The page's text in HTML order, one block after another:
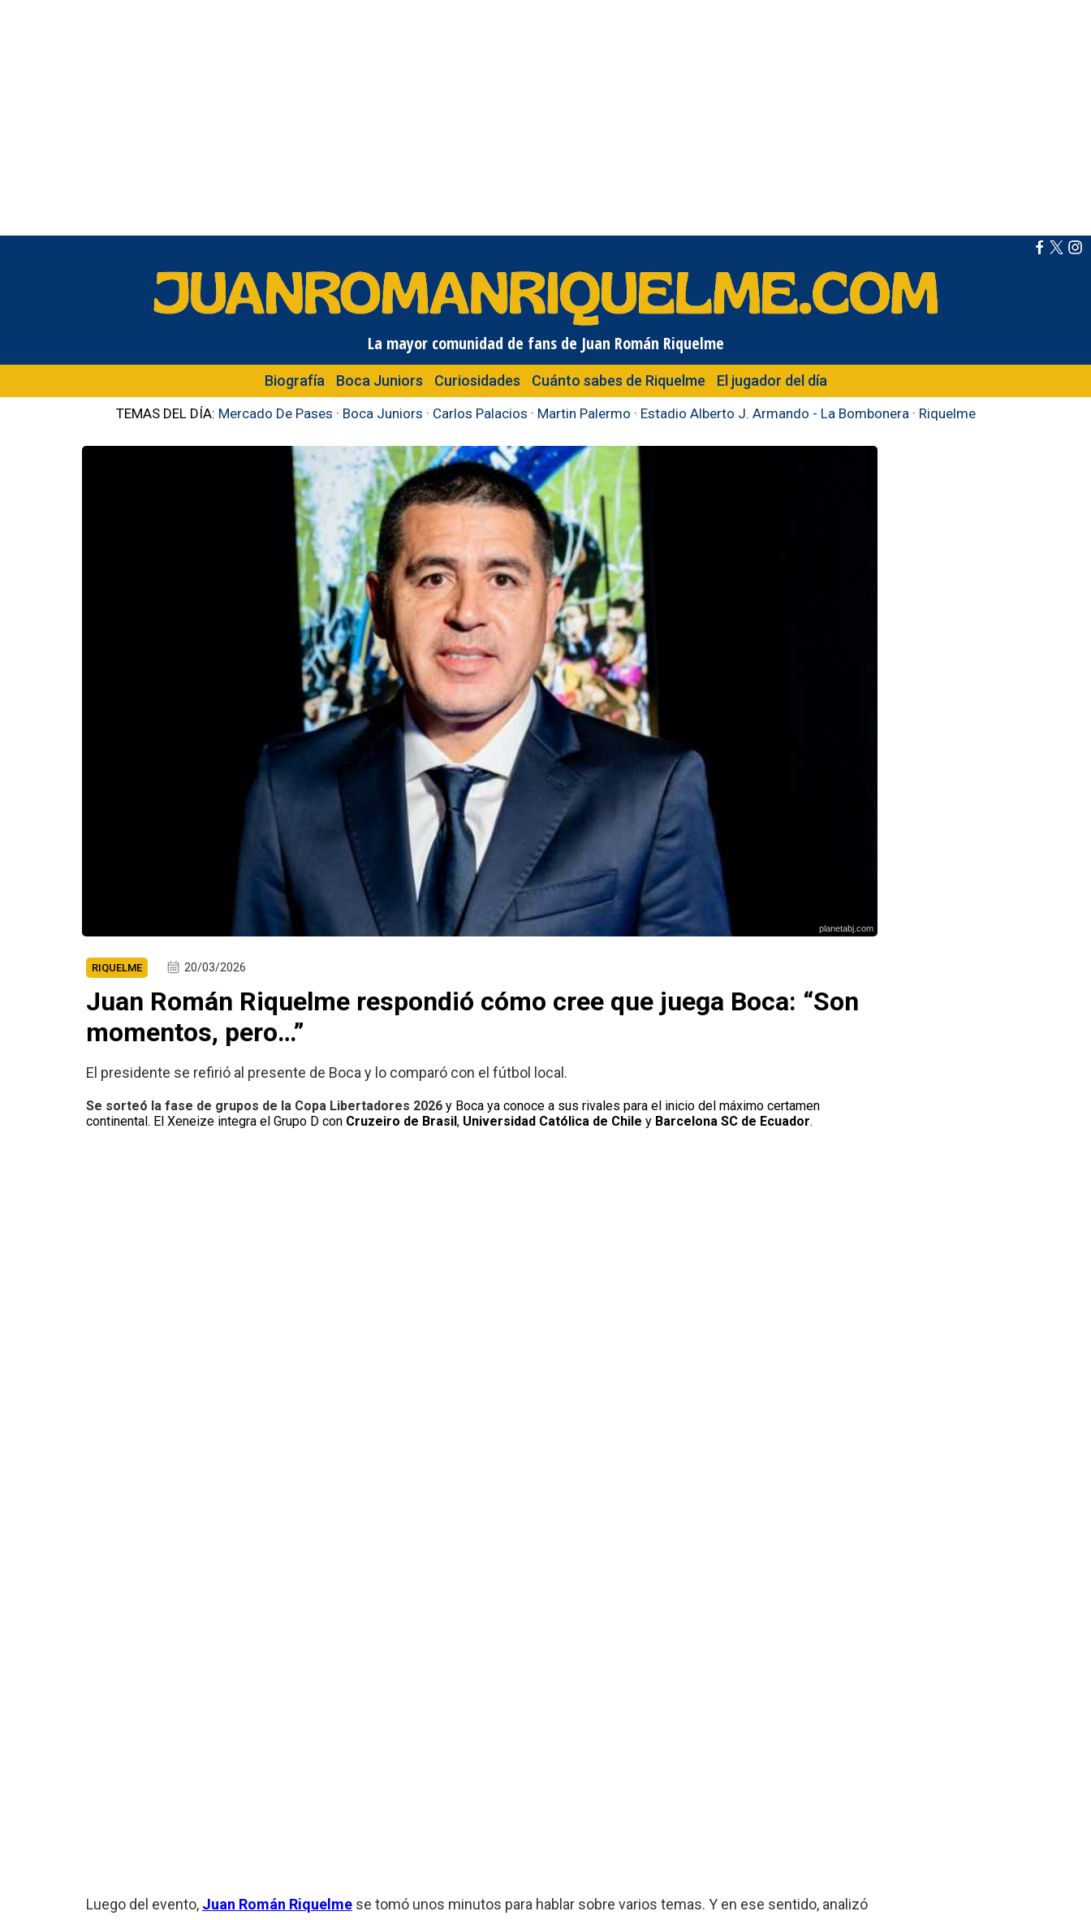
La mayor comunidad de fans de Juan Román Riquelme
Biografía Boca Juniors Curiosidades Cuánto sabes de Riquelme El jugador del día
TEMAS DEL DÍA: Mercado De Pases · Boca Juniors · Carlos Palacios · Martin Palermo · Estadio Alberto J. Armando - La Bombonera · Riquelme
planetabj.com
RIQUELME 20/03/2026
Juan Román Riquelme respondió cómo cree que juega Boca: “Son
momentos, pero…”
El presidente se refirió al presente de Boca y lo comparó con el fútbol local.
Se sorteó la fase de grupos de la Copa Libertadores 2026y Boca ya conoce a sus rivales para el inicio del máximo certamen
continental. El Xeneize integra el Grupo D con Cruzeiro de Brasil, Universidad Católica de Chile y Barcelona SC de Ecuador.
Luego del evento, Juan Román Riquelmese tomó unos minutos para hablar sobre varios temas. Y en ese sentido, analizó